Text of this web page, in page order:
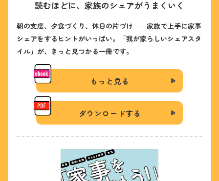
読むほどに、家族のシェアがうまくいく
朝の支度、夕食づくり、休日の片づけ──家族で上手に家事
シェアをするヒントがいっぱい。
「我が家らしいシェアスタ
イル」が、きっと見つかる一冊です。
もっと見る
ダウンロードする